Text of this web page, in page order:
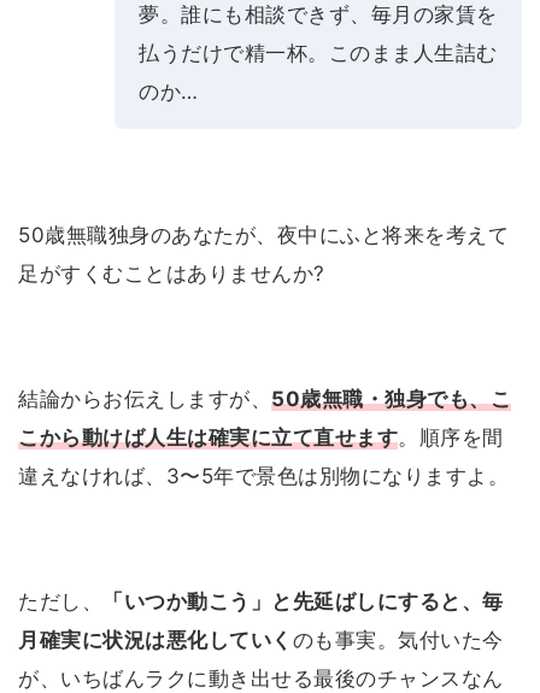
夢。誰にも相談できず、毎月の家賃を
払うだけで精一杯。このまま人生詰む
のか…
50歳無職独身のあなたが、夜中にふと将来を考えて
足がすくむことはありませんか?
結論からお伝えしますが、50歳無職・独身でも、こ
こから動けば人生は確実に立て直せます。順序を間
違えなければ、3〜5年で景色は別物になりますよ。
ただし、
「いつか動こう」と先延ばしにすると、毎
月確実に状況は悪化していく のも事実。気付いた今
が、いちばんラクに動き出せる最後のチャンスなん